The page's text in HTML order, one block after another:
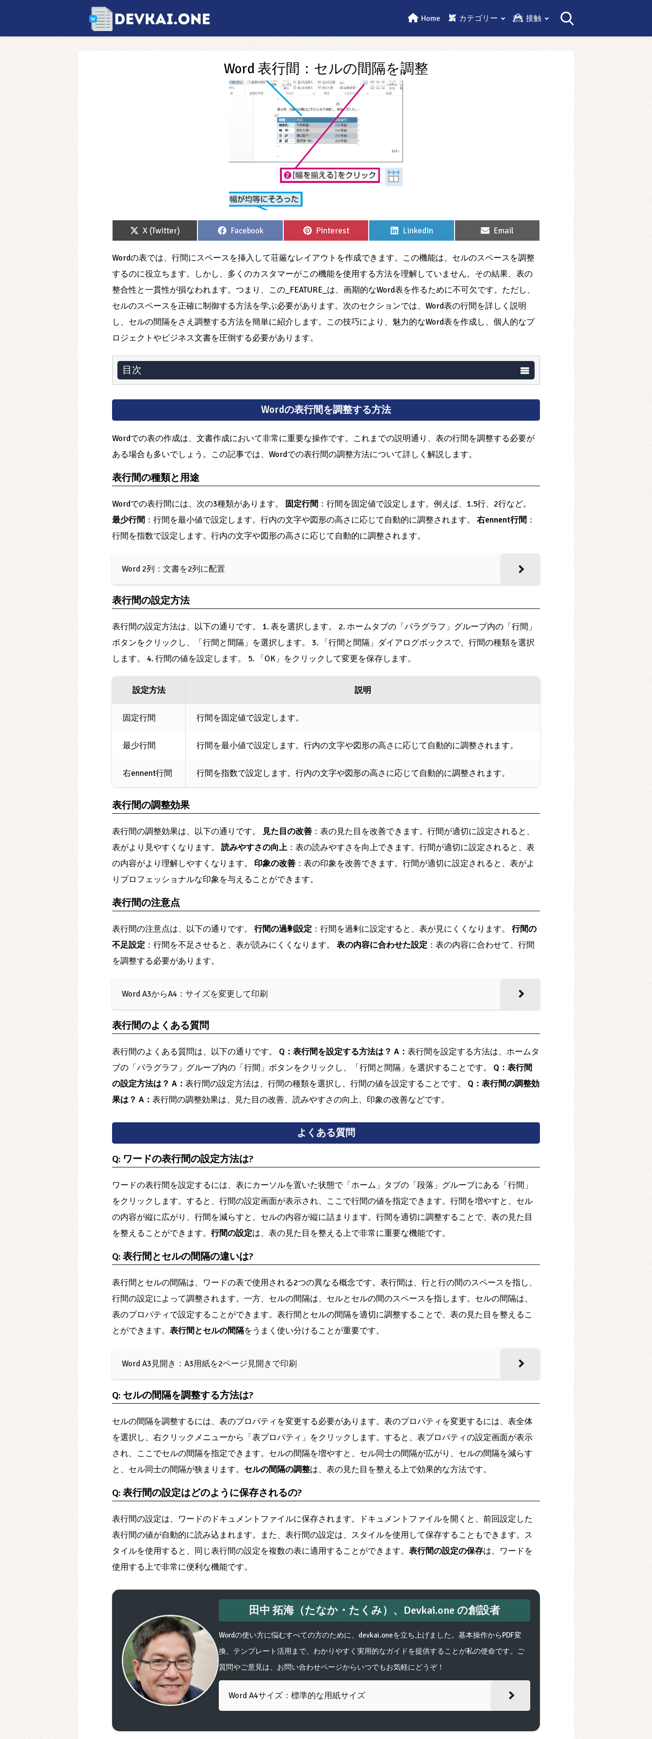
Home カテゴリー 接触
Word 表行間：セルの間隔を調整
Share
on
X (Twitter)
Share
on
Facebook
Share
on
Pinterest
Share
on
LinkedIn
Share
on
Email
Wordの表では、行間にスペースを挿入して荘厳なレイアウトを作成できます。この機能は、セルのスペースを調整
するのに役立ちます。しかし、多くのカスタマーがこの機能を使用する方法を理解していません。その結果、表の
整合性と一貫性が損なわれます。つまり、この_FEATURE_は、画期的なWord表を作るために不可欠です。ただし、
セルのスペースを正確に制御する方法を学ぶ必要があります。次のセクションでは、Word表の行間を詳しく説明
し、セルの間隔をさえ調整する方法を簡単に紹介します。この技巧により、魅力的なWord表を作成し、個人的なプ
ロジェクトやビジネス文書を圧倒する必要があります。
目次
Wordの表行間を調整する方法
Wordでの表の作成は、文書作成において非常に重要な操作です。これまでの説明通り、表の行間を調整する必要が
ある場合も多いでしょう。この記事では、Wordでの表行間の調整方法について詳しく解説します。
表行間の種類と用途
Wordでの表行間には、次の3種類があります。 固定行間 ：行間を固定値で設定します。例えば、1.5行、2行など。
最少行間 ：行間を最小値で設定します。行内の文字や図形の高さに応じて自動的に調整されます。 右ennent行間 ：
行間を指数で設定します。行内の文字や図形の高さに応じて自動的に調整されます。
Word 2列：文書を2列に配置
表行間の設定方法
表行間の設定方法は、以下の通りです。 1. 表を選択します。 2. ホームタブの「パラグラフ」グループ内の「行間」
ボタンをクリックし、「行間と間隔」を選択します。 3. 「行間と間隔」ダイアログボックスで、行間の種類を選択
します。 4. 行間の値を設定します。 5. 「OK」をクリックして変更を保存します。
設定方法 説明
固定行間 行間を固定値で設定します。
最少行間 行間を最小値で設定します。行内の文字や図形の高さに応じて自動的に調整されます。
右ennent行間 行間を指数で設定します。行内の文字や図形の高さに応じて自動的に調整されます。
表行間の調整効果
表行間の調整効果は、以下の通りです。 見た目の改善 ：表の見た目を改善できます。行間が適切に設定されると、
表がより見やすくなります。 読みやすさの向上 ：表の読みやすさを向上できます。行間が適切に設定されると、表
の内容がより理解しやすくなります。 印象の改善 ：表の印象を改善できます。行間が適切に設定されると、表がよ
りプロフェッショナルな印象を与えることができます。
表行間の注意点
表行間の注意点は、以下の通りです。 行間の過剰設定 ：行間を過剰に設定すると、表が見にくくなります。 行間の
不足設定 ：行間を不足させると、表が読みにくくなります。 表の内容に合わせた設定 ：表の内容に合わせて、行間
を調整する必要があります。
Word A3からA4：サイズを変更して印刷
表行間のよくある質問
表行間のよくある質問は、以下の通りです。 Q：表行間を設定する方法は？ A： 表行間を設定する方法は、ホームタ
ブの「パラグラフ」グループ内の「行間」ボタンをクリックし、「行間と間隔」を選択することです。 Q：表行間
の設定方法は？ A： 表行間の設定方法は、行間の種類を選択し、行間の値を設定することです。 Q：表行間の調整効
果は？ A： 表行間の調整効果は、見た目の改善、読みやすさの向上、印象の改善などです。
よくある質問
Q: ワードの表行間の設定方法は?
ワードの表行間を設定するには、表にカーソルを置いた状態で「ホーム」タブの「段落」グループにある「行間」
をクリックします。すると、行間の設定画面が表示され、ここで行間の値を指定できます。行間を増やすと、セル
の内容が縦に広がり、行間を減らすと、セルの内容が縦に詰まります。行間を適切に調整することで、表の見た目
を整えることができます。 行間の設定は、表の見た目を整える上で非常に重要な機能です。
Q: 表行間とセルの間隔の違いは?
表行間とセルの間隔は、ワードの表で使用される2つの異なる概念です。表行間は、行と行の間のスペースを指し、
行間の設定によって調整されます。一方、セルの間隔は、セルとセルの間のスペースを指します。セルの間隔は、
表のプロパティで設定することができます。表行間とセルの間隔を適切に調整することで、表の見た目を整えるこ
とができます。 表行間とセルの間隔をうまく使い分けることが重要です。
Word A3見開き：A3用紙を2ページ見開きで印刷
Q: セルの間隔を調整する方法は?
セルの間隔を調整するには、表のプロパティを変更する必要があります。表のプロパティを変更するには、表全体
を選択し、右クリックメニューから「表プロパティ」をクリックします。すると、表プロパティの設定画面が表示
され、ここでセルの間隔を指定できます。セルの間隔を増やすと、セル同士の間隔が広がり、セルの間隔を減らす
と、セル同士の間隔が狭まります。 セルの間隔の調整は、表の見た目を整える上で効果的な方法です。
Q: 表行間の設定はどのように保存されるの?
表行間の設定は、ワードのドキュメントファイルに保存されます。ドキュメントファイルを開くと、前回設定した
表行間の値が自動的に読み込まれます。また、表行間の設定は、スタイルを使用して保存することもできます。ス
タイルを使用すると、同じ表行間の設定を複数の表に適用することができます。 表行間の設定の保存は、ワードを
使用する上で非常に便利な機能です。
田中 拓海（たなか・たくみ）、Devkai.one の創設者
Wordの使い方に悩むすべての方のために、devkai.oneを立ち上げました。基本操作からPDF変
換、テンプレート活用まで、わかりやすく実用的なガイドを提供することが私の使命です。ご
質問やご意見は、お問い合わせページからいつでもお気軽にどうぞ！
Word A4サイズ：標準的な用紙サイズ